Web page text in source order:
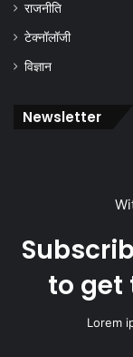
राजनीति
टेक्नॉलॉजी
विज्ञान
Newsletter
to get
Lorem